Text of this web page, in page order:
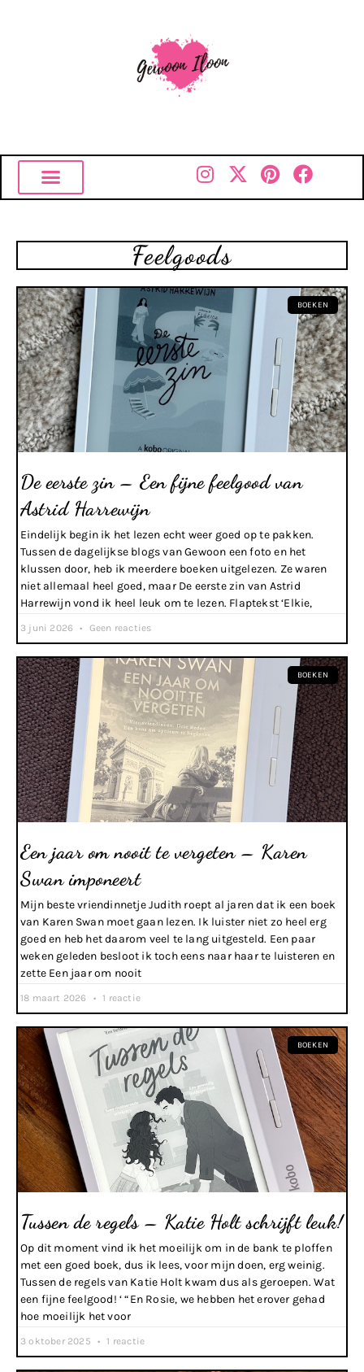
Feelgoods
BOEKEN
De eerste zin – Een fijne feelgood van
Astrid Harrewijn
Eindelijk begin ik het lezen echt weer goed op te pakken.
Tussen de dagelijkse blogs van Gewoon een foto en het
klussen door, heb ik meerdere boeken uitgelezen. Ze waren
niet allemaal heel goed, maar De eerste zin van Astrid
Harrewijn vond ik heel leuk om te lezen. Flaptekst ‘Elkie,
3 juni 2026 Geen reacties
BOEKEN
Een jaar om nooit te vergeten – Karen
Swan imponeert
Mijn beste vriendinnetje Judith roept al jaren dat ik een boek
van Karen Swan moet gaan lezen. Ik luister niet zo heel erg
goed en heb het daarom veel te lang uitgesteld. Een paar
weken geleden besloot ik toch eens naar haar te luisteren en
zette Een jaar om nooit
18 maart 2026 1 reactie
BOEKEN
Tussen de regels – Katie Holt schrijft leuk!
Op dit moment vind ik het moeilijk om in de bank te ploffen
met een goed boek, dus ik lees, voor mijn doen, erg weinig.
Tussen de regels van Katie Holt kwam dus als geroepen. Wat
een fijne feelgood! ‘ “En Rosie, we hebben het erover gehad
hoe moeilijk het voor
3 oktober 2025 1 reactie